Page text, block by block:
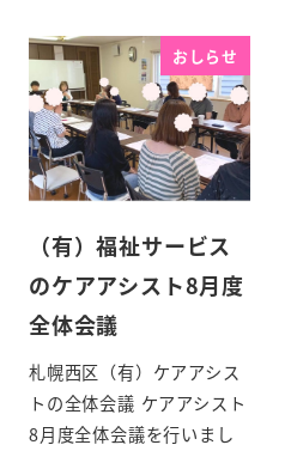
おしらせ
（有）福祉サービス
のケアアシスト8月度
全体会議
札幌西区（有）ケアアシス
トの全体会議 ケアアシスト
8月度全体会議を行いまし